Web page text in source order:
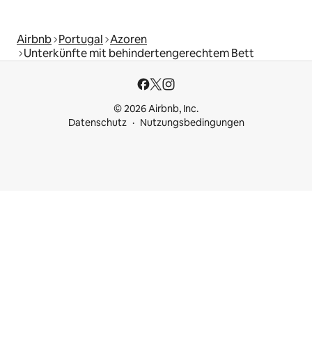
Airbnb Portugal Azoren
Unterkünfte mit behindertengerechtem Bett
© 2026 Airbnb, Inc.
Datenschutz
Nutzungsbedingungen